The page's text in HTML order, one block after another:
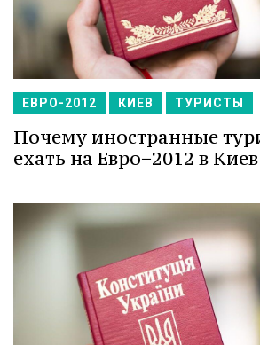
ЕВРО-2012 КИЕВ ТУРИСТЫ
Почему иностранные
ехать на Евро−2012 в